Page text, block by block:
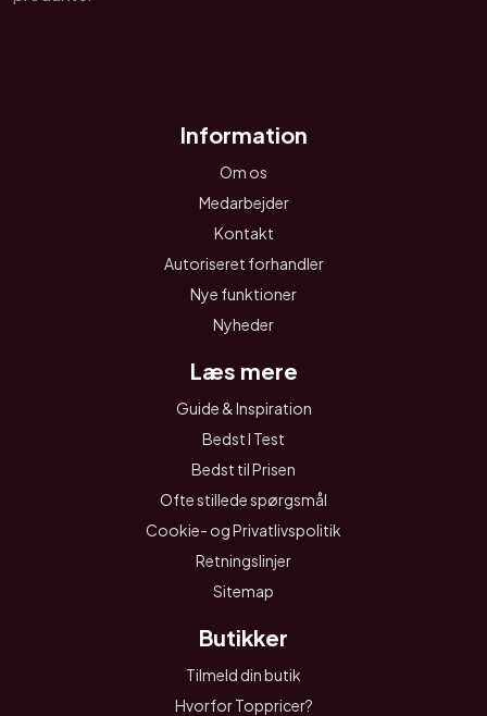
Information
Om os
Medarbejder
Kontakt
Autoriseret forhandler
Nye funktioner
Nyheder
Læs mere
Guide & Inspiration
Bedst I Test
Bedst til Prisen
Ofte stillede spørgsmål
Cookie- og Privatlivspolitik
Retningslinjer
Sitemap
Butikker
Tilmeld din butik
Hvorfor Toppricer?